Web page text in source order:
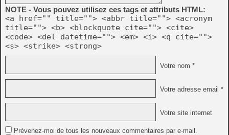
NOTE - Vous pouvez utilisez ces tags et attributs HTML:
<a href="" title=""> <abbr title=""> <acronym
title=""> <b> <blockquote cite=""> <cite>
<code> <del datetime=""> <em> <i> <q cite="">
<s> <strike> <strong>
Votre nom *
Votre adresse email *
Votre site internet
Prévenez-moi de tous les nouveaux commentaires par e-mail.